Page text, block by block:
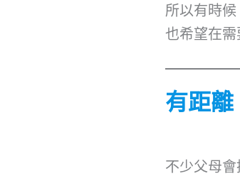
所以有時
也希望在需
有距
不少父母會